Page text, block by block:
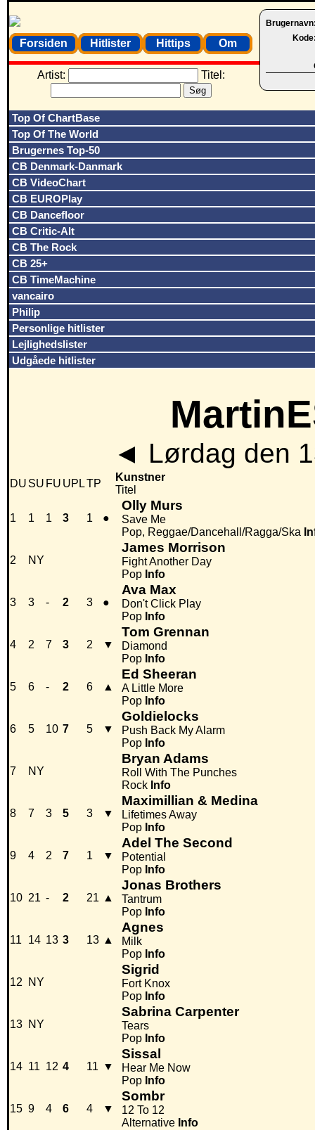
Forsiden Hitlister Hittips Om
Artist: Titel:
Top Of ChartBase
Top Of The World
Brugernes Top-50
CB Denmark-Danmark
CB VideoChart
CB EUROPlay
CB Dancefloor
CB Critic-Alt
CB The Rock
CB 25+
CB TimeMachine
vancairo
Philip
Personlige hitlister
Lejlighedslister
Udgåede hitlister
◄ Lørdag den
DU SU FU UPLTP
Kunstner
Titel
1 1 1 3 1 ●
Olly Murs
Save Me
Pop, Reggae/Dancehall/Ragga/Ska
2 NY
James Morrison
Fight Another Day
Pop Info
3 3 - 2 3 ●
Ava Max
Don't Click Play
Pop Info
4 2 7 3 2 ▼
Tom Grennan
Diamond
Pop Info
5 6 - 2 6 ▲
Ed Sheeran
A Little More
Pop Info
6 5 10 7 5 ▼
Goldielocks
Push Back My Alarm
Pop Info
7 NY
Bryan Adams
Roll With The Punches
Rock Info
8 7 3 5 3 ▼
Maximillian & Medina
Lifetimes Away
Pop Info
9 4 2 7 1 ▼
Adel The Second
Potential
Pop Info
10 21 - 2 21 ▲
Jonas Brothers
Tantrum
Pop Info
11 14 13 3 13 ▲
Agnes
Milk
Pop Info
12 NY
Sigrid
Fort Knox
Pop Info
13 NY
Sabrina Carpenter
Tears
Pop Info
14 11 12 4 11 ▼
Sissal
Hear Me Now
Pop Info
15 9 4 6 4 ▼
Sombr
12 To 12
Alternative Info